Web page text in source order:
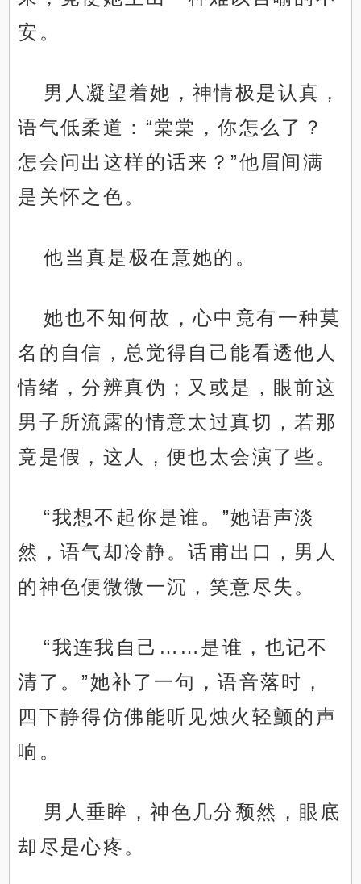
安。
男人凝望着她，神情极是认真，
语气低柔道：“棠棠，你怎么了？
怎会问出这样的话来？”他眉间满
是关怀之色。
他当真是极在意她的。
她也不知何故，心中竟有一种莫
名的自信，总觉得自己能看透他人
情绪，分辨真伪；又或是，眼前这
男子所流露的情意太过真切，若那
竟是假，这人，便也太会演了些。
“我想不起你是谁。”她语声淡
然，语气却冷静。话甫出口，男人
的神色便微微一沉，笑意尽失。
“我连我自己……是谁，也记不
清了。”她补了一句，语音落时，
四下静得仿佛能听见烛火轻颤的声
响。
男人垂眸，神色几分颓然，眼底
却尽是心疼。